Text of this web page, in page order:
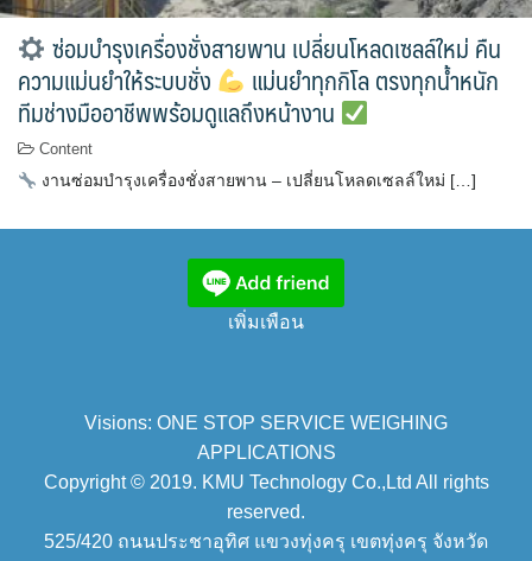
ซ่อมบำรุงเครื่องชั่งสายพาน เปลี่ยนโหลดเซลล์ใหม่ คืน
ความแม่นยำให้ระบบชั่ง แม่นยำทุกกิโล ตรงทุกน้ำหนัก
ทีมช่างมืออาชีพพร้อมดูแลถึงหน้างาน
Content
งานซ่อมบำรุงเครื่องชั่งสายพาน – เปลี่ยนโหลดเซลล์ใหม่ […]
เพิ่มเพือน
Visions: ONE STOP SERVICE WEIGHING
APPLICATIONS
Copyright © 2019. KMU Technology Co.,Ltd All rights
reserved.
525/420 ถนนประชาอุทิศ แขวงทุ่งครุ เขตทุ่งครุ จังหวัด